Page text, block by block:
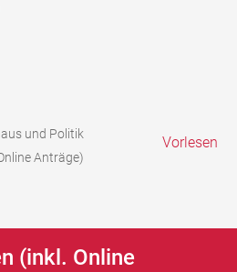
und Politik
Anträge)
Vorlesen
(inkl. Online